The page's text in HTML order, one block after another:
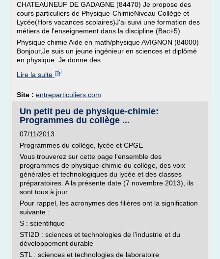
CHATEAUNEUF DE GADAGNE (84470) Je propose des
cours particuliers de Physique-ChimieNiveau Collège et
Lycée(Hors vacances scolaires)J'ai suivi une formation des
métiers de l'enseignement dans la discipline (Bac+5)
Physique chimie Aide en math/physique AVIGNON (84000)
Bonjour,Je suis un jeune ingénieur en sciences et diplômé
en physique. Je donne des...
Lire la suite
Site : entreparticuliers.com
Un petit peu de physique-chimie:
Programmes du collège ...
07/11/2013
Programmes du collège, lycée et CPGE
Vous trouverez sur cette page l'ensemble des
programmes de physique-chimie du collège, des voix
générales et technologiques du lycée et des classes
préparatoires. A la présente date (7 novembre 2013), ils
sont tous à jour.
Pour rappel, les acronymes des filières ont la signification
suivante :
S : scientifique
STI2D : sciences et technologies de l'industrie et du
développement durable
STL : sciences et technologies de laboratoire